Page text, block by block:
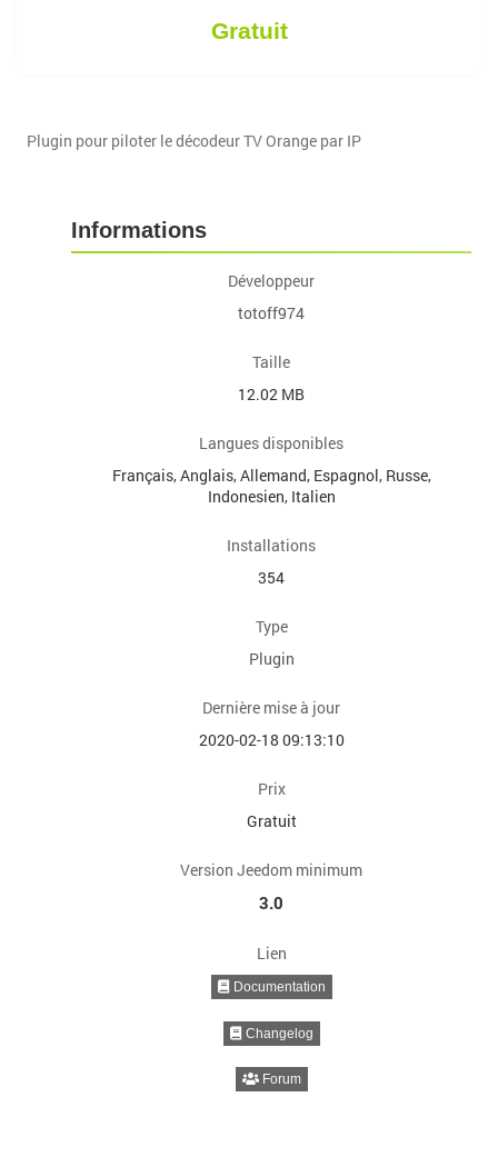
Gratuit
Plugin pour piloter le décodeur TV Orange par IP
Informations
Développeur
totoff974
Taille
12.02 MB
Langues disponibles
Français, Anglais, Allemand, Espagnol, Russe,
Indonesien, Italien
Installations
354
Type
Plugin
Dernière mise à jour
2020-02-18 09:13:10
Prix
Gratuit
Version Jeedom minimum
3.0
Lien
Documentation
Changelog
Forum